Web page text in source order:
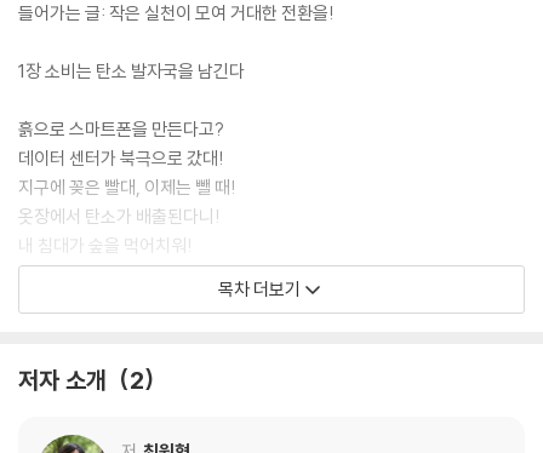
들어가는 글: 작은 실천이 모여 거대한 전환을!
1장 소비는 탄소 발자국을 남긴다
흙으로 스마트폰을 만든다고?
데이터 센터가 북극으로 갔대!
지구에 꽂은 빨대, 이제는 뺄 때!
옷장에서 탄소가 배출된다니!
내 침대가 숲을 먹어치워!
함께 토론하기: 탄소 배출
고기인 줄 알았는데 내 미래라니!
목차 더보기
저자 소개 2